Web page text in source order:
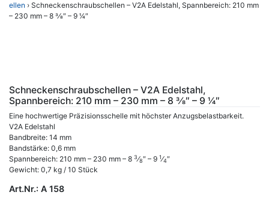
ellen › Schneckenschraubschellen – V2A Edelstahl, Spannbereich: 210 mm
– 230 mm – 8 3⁄8″ – 9 1⁄4″
Schneckenschraubschellen – V2A Edelstahl,
Spannbereich: 210 mm – 230 mm – 8 3⁄8″ – 9 1⁄4″
Eine hochwertige Präzisionsschelle mit höchster Anzugsbelastbarkeit.
V2A Edelstahl
Bandbreite: 14 mm
Bandstärke: 0,6 mm
Spannbereich: 210 mm – 230 mm – 8 3⁄8″ – 9 1⁄4″
Gewicht: 0,7 kg / 10 Stück
Art.Nr.: A 158